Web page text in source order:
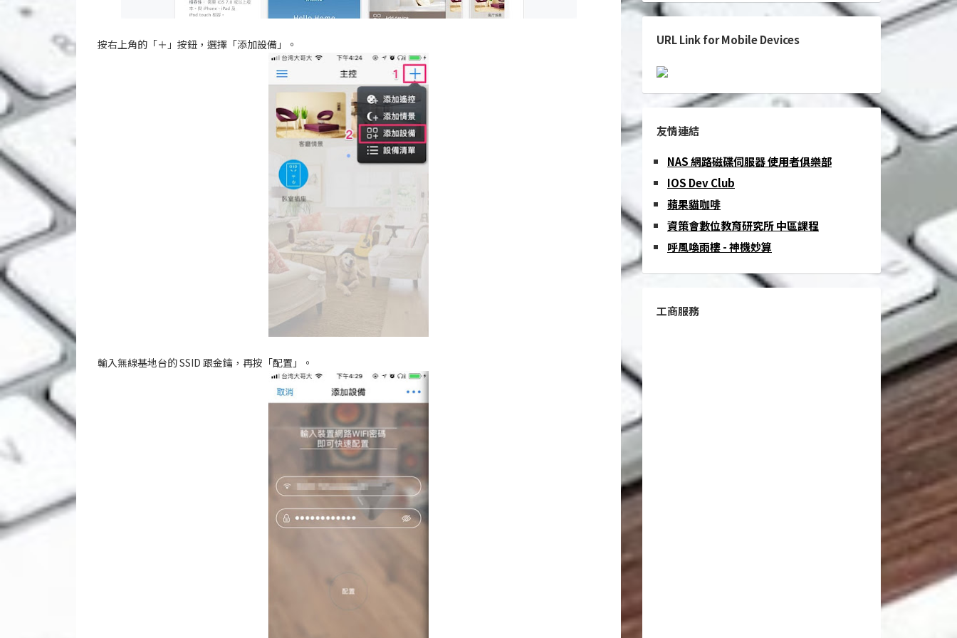
按右上角的「＋」按鈕，選擇「添加設備」。
輸入無線基地台的 SSID 跟金鑰，再按「配置」。
URL Link for Mobile Devices
友情連結
NAS 網路磁碟伺服器 使用者俱樂部
IOS Dev Club
蘋果貓咖啡
資策會數位教育研究所 中區課程
呼風喚雨樓 - 神機妙算
工商服務